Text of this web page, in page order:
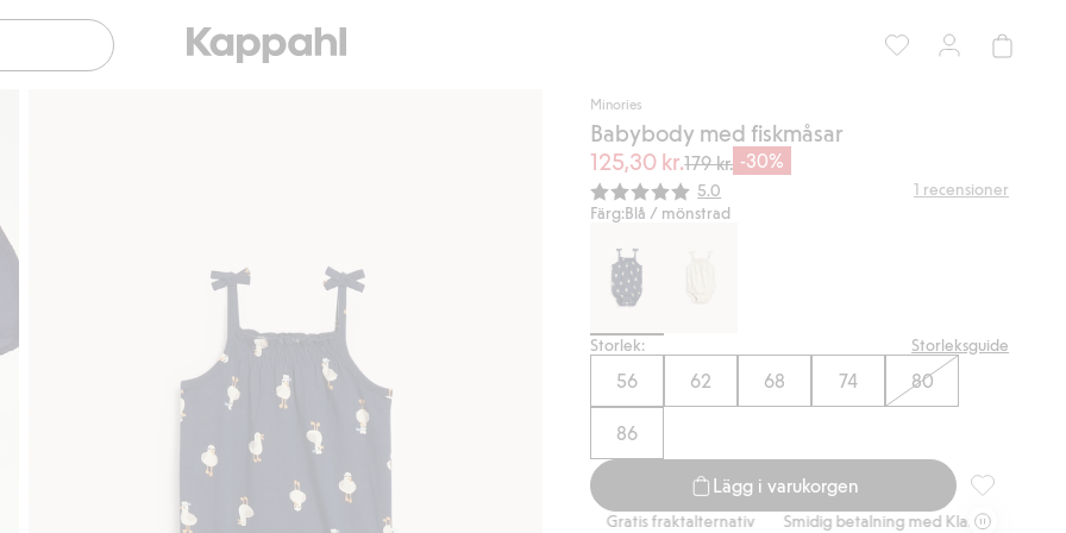
Minories
Babybody med fiskmåsar
125,30 kr.179 kr. -30%
Snittbetyg:
5.0 1 recensioner
Färg:Blå / mönstrad
Storlek: Storleksguide
56 62 68 74 80
86
Lägg i varukorgen
Babybody
Gratis fraktalternativ Smidig betalning med Klarna. Gratis fraktalternativ Smidig betalning med Klarna. Gratis